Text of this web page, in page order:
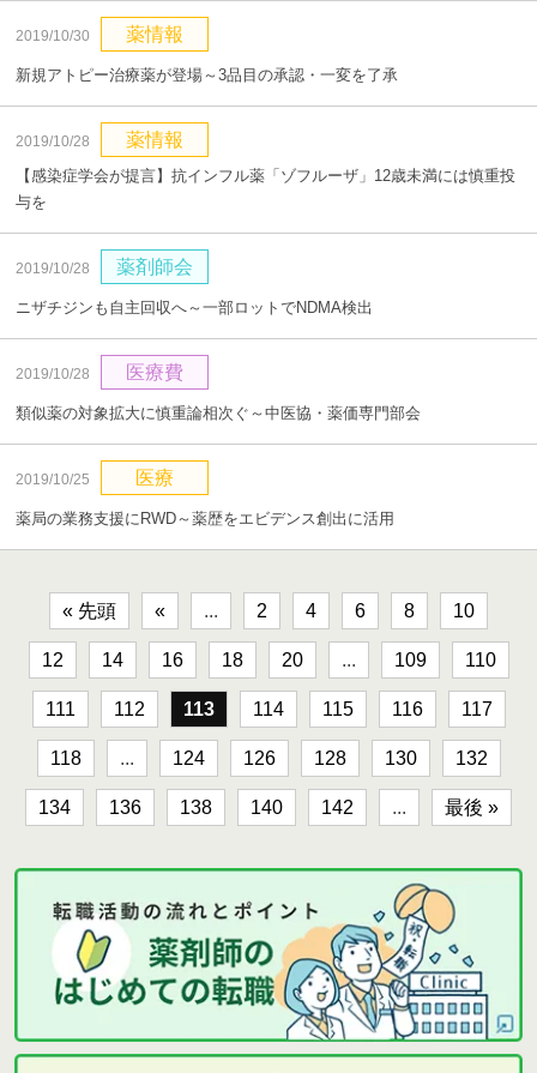
2019/10/30 薬情報
新規アトピー治療薬が登場～3品目の承認・一変を了承
2019/10/28 薬情報
【感染症学会が提言】抗インフル薬「ゾフルーザ」12歳未満には慎重投
与を
2019/10/28 薬剤師会
ニザチジンも自主回収へ～一部ロットでNDMA検出
2019/10/28 医療費
類似薬の対象拡大に慎重論相次ぐ～中医協・薬価専門部会
2019/10/25 医療
薬局の業務支援にRWD～薬歴をエビデンス創出に活用
« 先頭 « ... 2 4 6 8 10
12 14 16 18 20 ... 109 110
111 112 113 114 115 116 117
118 ... 124 126 128 130 132
134 136 138 140 142 ... 最後 »